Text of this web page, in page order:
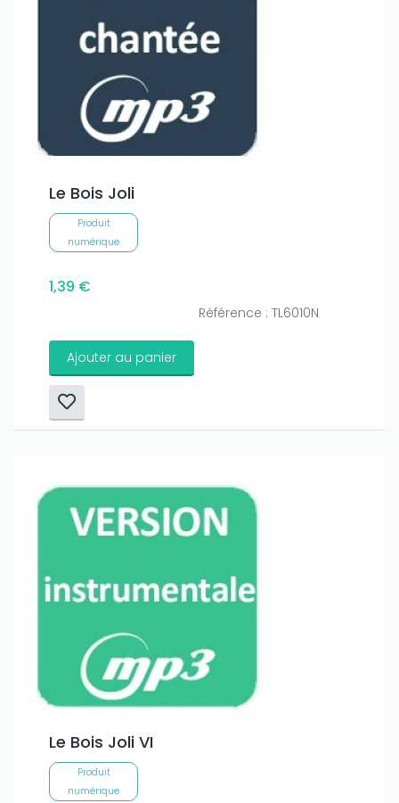
Le Bois Joli
Produit
numérique
1,39 €
Référence : TL6010N
Ajouter au panier
Le Bois Joli VI
Produit
numérique